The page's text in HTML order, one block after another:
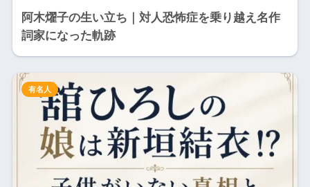
阿木燿子の生い立ち｜対人恐怖症を乗り越え名作
詞家になった軌跡
有名人